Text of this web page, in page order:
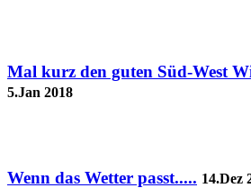
Mal kurz den guten Süd-West
5.Jan 2018
Wenn das Wetter passt..... 14.Dez